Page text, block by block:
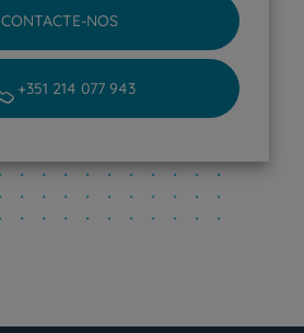
CONTACTE-NOS
+351 214 077 943